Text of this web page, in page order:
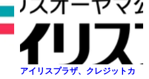
アイリスプラザ、クレジットカ